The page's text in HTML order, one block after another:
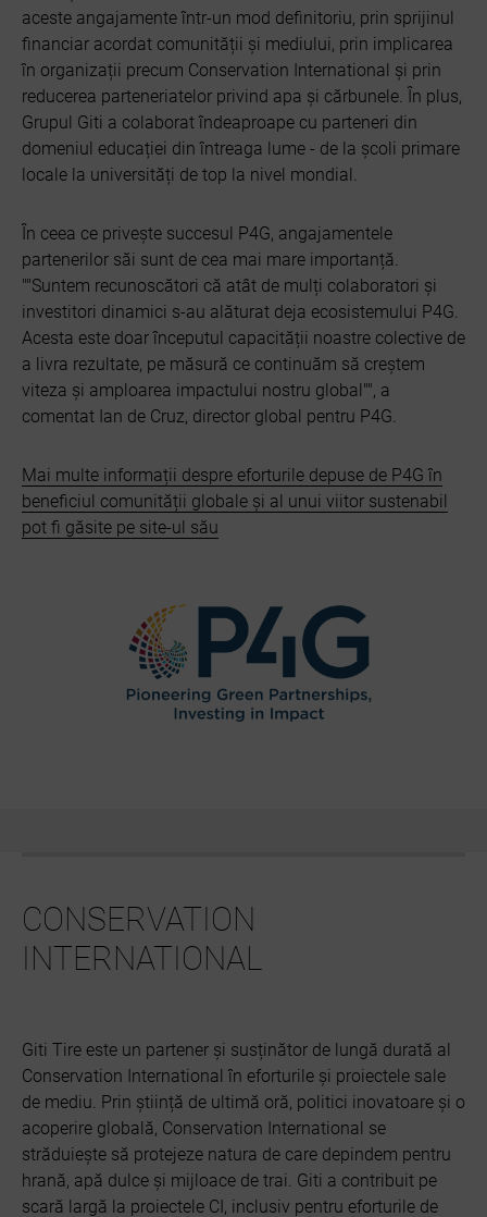
aceste angajamente într-un mod definitoriu, prin sprijinul
financiar acordat comunității și mediului, prin implicarea
în organizații precum Conservation International și prin
reducerea parteneriatelor privind apa și cărbunele. În plus,
Grupul Giti a colaborat îndeaproape cu parteneri din
domeniul educației din întreaga lume - de la școli primare
locale la universități de top la nivel mondial.
În ceea ce privește succesul P4G, angajamentele
partenerilor săi sunt de cea mai mare importanță.
""Suntem recunoscători că atât de mulți colaboratori și
investitori dinamici s-au alăturat deja ecosistemului P4G.
Acesta este doar începutul capacității noastre colective de
a livra rezultate, pe măsură ce continuăm să creștem
viteza și amploarea impactului nostru global"", a
comentat Ian de Cruz, director global pentru P4G.
Mai multe informații despre eforturile depuse de P4G în
beneficiul comunității globale și al unui viitor sustenabil
pot fi găsite pe site-ul său
CONSERVATION
INTERNATIONAL
Giti Tire este un partener și susținător de lungă durată al
Conservation International în eforturile și proiectele sale
de mediu. Prin știință de ultimă oră, politici inovatoare și o
acoperire globală, Conservation International se
străduiește să protejeze natura de care depindem pentru
hrană, apă dulce și mijloace de trai. Giti a contribuit pe
scară largă la proiectele CI, inclusiv pentru eforturile de